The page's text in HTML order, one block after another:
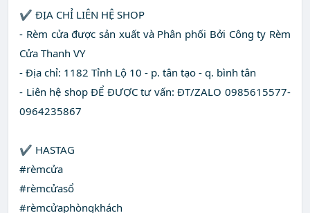
✔ ĐỊA CHỈ LIÊN HỆ SHOP
- Rèm cửa được sản xuất và Phân phối Bởi Công ty Rèm
Cửa Thanh VY
- Địa chỉ: 1182 Tỉnh Lộ 10 - p. tân tạo - q. bình tân
- Liên hệ shop ĐỂ ĐƯỢC tư vấn: ĐT/ZALO 0985615577-
0964235867
✔ HASTAG
#rèmcửa
#rèmcửasổ
#rèmcửaphòngkhách